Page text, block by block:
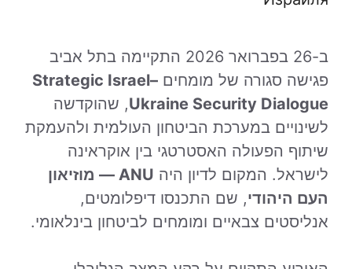
ב-26 בפברואר 2026 התקיימה בתל אביב
פגישה סגורה של מומחים Strategic Israel–
Ukraine Security Dialogue, שהוקדשה
לשינויים במערכת הביטחון העולמית ולהעמקת
שיתוף הפעולה האסטרטגי בין אוקראינה
לישראל. המקום לדיון היה
ANU — מוזיאון
העם היהודי, שם התכנסו דיפלומטים,
אנליסטים צבאיים ומומחים לביטחון בינלאומי.